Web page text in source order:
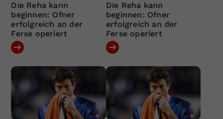
Die Reha kann
beginnen: Ofner
erfolgreich an der
Ferse operiert
Die Reha kann
beginnen: Ofner
erfolgreich an der
Ferse operiert